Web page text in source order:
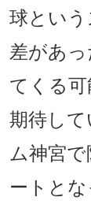
球という
差があ
てくる
期待し
ム神宮
ートとな